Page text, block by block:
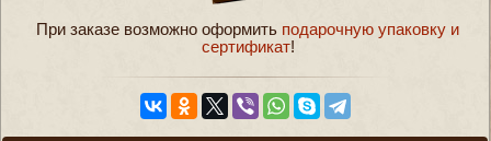
При заказе возможно оформить подарочную упаковку и
сертификат!